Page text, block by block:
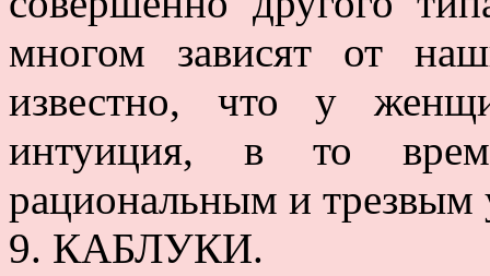
многом зависят от
известно, что у
интуиция, в то
рациональным и
9. КАБЛУКИ.